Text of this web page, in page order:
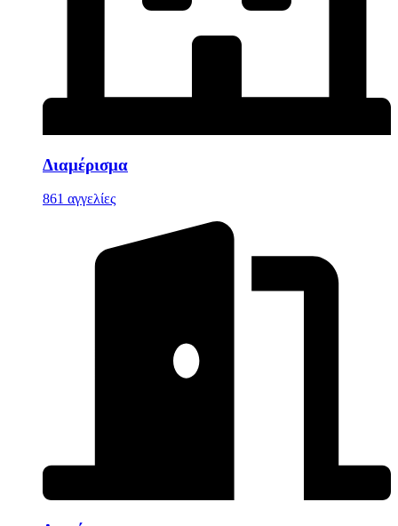
Διαμέρισμα
861 αγγελίες